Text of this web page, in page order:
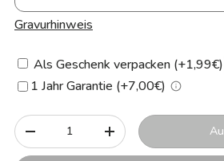
Gravurhinweis
Als Geschenk verpacken (+1,99€)
1 Jahr Garantie (+7,00€)
Anzahl
-
+